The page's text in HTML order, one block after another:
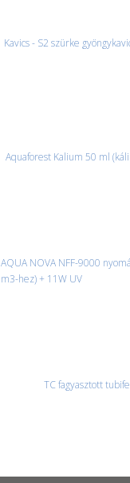
Kavics - S2 szürke
Aquaforest Kalium 50 ml
AQUA NOVA NFF-9000
m3-hez) + 11W UV
TC fagyasztott